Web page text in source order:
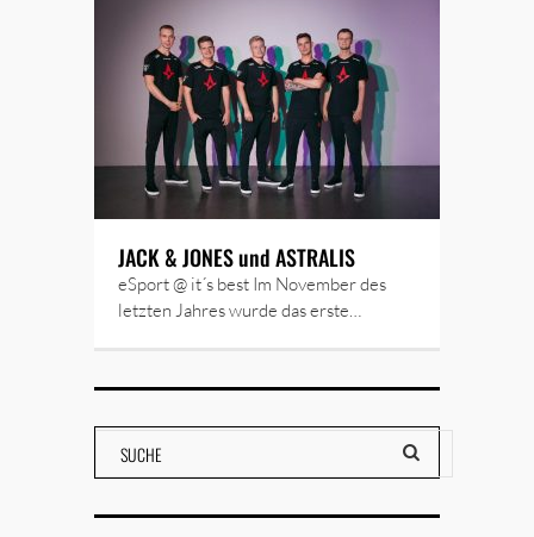
JACK & JONES und ASTRALIS
eSport @ it´s best Im November des
letzten Jahres wurde das erste…